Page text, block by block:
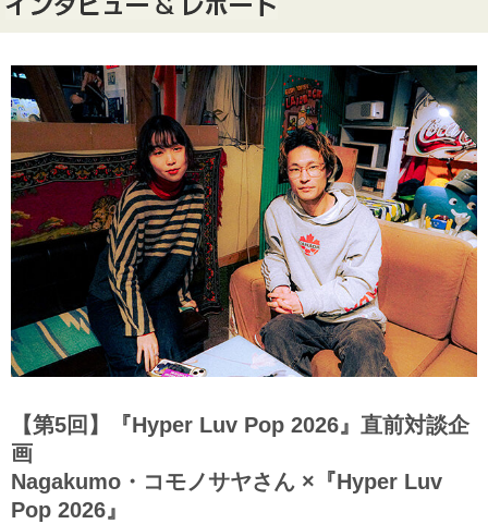
【第5回】『Hyper Luv Pop 2026』直前対談企
画
Nagakumo・コモノサヤさん ×『Hyper Luv
Pop 2026』